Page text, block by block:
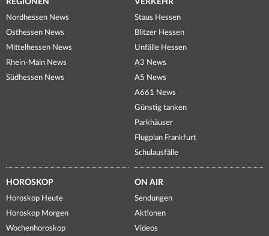
REGIONEN
Nordhessen News
Osthessen News
Mittelhessen News
Rhein-Main News
Südhessen News
VERKEHR
Staus Hessen
Blitzer Hessen
Unfälle Hessen
A3 News
A5 News
A661 News
Günstig tanken
Parkhäuser
Flugplan Frankfurt
Schulausfälle
HOROSKOP
Horoskop Heute
Horoskop Morgen
Wochenhoroskop
ON AIR
Sendungen
Aktionen
Videos